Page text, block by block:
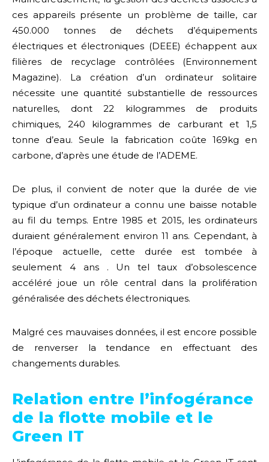
ces appareils présente un problème de taille, car
450.000 tonnes de déchets d’équipements
électriques et électroniques (DEEE) échappent aux
filières de recyclage contrôlées (Environnement
Magazine).
La création d’un ordinateur solitaire
nécessite une quantité substantielle de ressources
naturelles, dont 22 kilogrammes de produits
chimiques, 240 kilogrammes de carburant et 1,5
tonne d’eau. Seule la fabrication coûte 169kg en
carbone, d’après une étude de l’ADEME.
De plus, il convient de noter que la durée de vie
typique d’un ordinateur a connu une baisse notable
au fil du temps. Entre 1985 et 2015, les ordinateurs
duraient généralement environ 11 ans. Cependant, à
l’époque actuelle, cette durée est tombée à
seulement 4 ans . Un tel taux d’obsolescence
accéléré joue un rôle central dans la prolifération
généralisée des déchets électroniques.
Malgré ces mauvaises données, il est encore possible
de renverser la tendance en effectuant des
changements durables.
Relation entre l’infogérance
de la flotte mobile et le
Green IT